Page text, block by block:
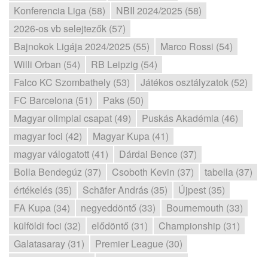
Konferencia Liga (58)
NBII 2024/2025 (58)
2026-os vb selejtezők (57)
Bajnokok Ligája 2024/2025 (55)
Marco Rossi (54)
Willi Orban (54)
RB Leipzig (54)
Falco KC Szombathely (53)
Játékos osztályzatok (52)
FC Barcelona (51)
Paks (50)
Magyar olimpiai csapat (49)
Puskás Akadémia (46)
magyar foci (42)
Magyar Kupa (41)
magyar válogatott (41)
Dárdai Bence (37)
Bolla Bendegúz (37)
Csoboth Kevin (37)
tabella (37)
értékelés (35)
Schäfer András (35)
Újpest (35)
FA Kupa (34)
negyeddöntő (33)
Bournemouth (33)
külföldi foci (32)
elődöntő (31)
Championship (31)
Galatasaray (31)
Premier League (30)